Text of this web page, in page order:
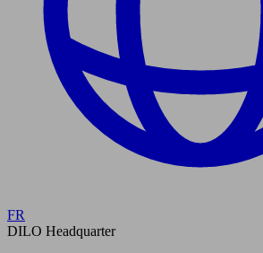
FR
DILO Headquarter